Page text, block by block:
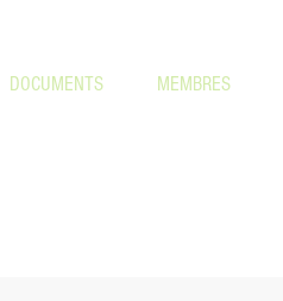
DOCUMENTS MEMBRES